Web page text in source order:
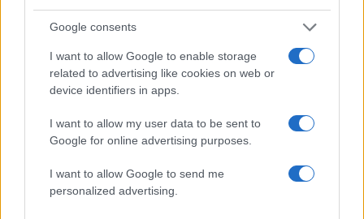
Google consents
I want to allow Google to enable storage
related to advertising like cookies on web or
device identifiers in apps.
I want to allow my user data to be sent to
Google for online advertising purposes.
I want to allow Google to send me
personalized advertising.
Πιο δημοφιλή
Έφυγαν οι συνεργάτες, μένει η Μαρία
Καρυστιανού - Η επόμενη μέρα για την
«Ελπίδα για τη Δημοκρατία»
Στη Βρετανία στελέχη του ελληνικού FBI
για να παραλάβουν την 46χρονη για την
τραγωδία της Μαρφίν - Η διαδικασία που